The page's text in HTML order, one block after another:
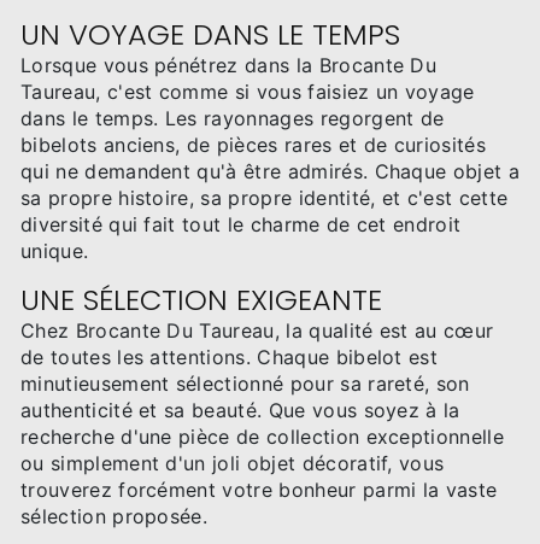
UN VOYAGE DANS LE TEMPS
Lorsque vous pénétrez dans la Brocante Du
Taureau, c'est comme si vous faisiez un voyage
dans le temps. Les rayonnages regorgent de
bibelots anciens, de pièces rares et de curiosités
qui ne demandent qu'à être admirés. Chaque objet a
sa propre histoire, sa propre identité, et c'est cette
diversité qui fait tout le charme de cet endroit
unique.
UNE SÉLECTION EXIGEANTE
Chez Brocante Du Taureau, la qualité est au cœur
de toutes les attentions. Chaque bibelot est
minutieusement sélectionné pour sa rareté, son
authenticité et sa beauté. Que vous soyez à la
recherche d'une pièce de collection exceptionnelle
ou simplement d'un joli objet décoratif, vous
trouverez forcément votre bonheur parmi la vaste
sélection proposée.